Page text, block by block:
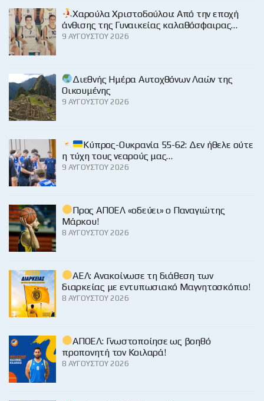
Χαρούλα Χριστοδούλου: Από την εποχή
άνθισης της Γυναικείας καλαθόσφαιρας…
9 ΑΥΓΟΎΣΤΟΥ 2026
Διεθνής Ημέρα Αυτοχθόνων Λαών της
Οικουμένης
9 ΑΥΓΟΎΣΤΟΥ 2026
Κύπρος-Ουκρανία 55-62: Δεν ήθελε ούτε
η τύχη τους νεαρούς μας…
9 ΑΥΓΟΎΣΤΟΥ 2026
Προς ΑΠΟΕΛ «οδεύει» ο Παναγιώτης
Μάρκου!
8 ΑΥΓΟΎΣΤΟΥ 2026
ΑΕΛ: Ανακοίνωσε τη διάθεση των
διαρκείας με εντυπωσιακό Μαγνητοσκόπιο!
8 ΑΥΓΟΎΣΤΟΥ 2026
ΑΠΟΕΛ: Γνωστοποίησε ως βοηθό
προπονητή τον Κοιλαρά!
8 ΑΥΓΟΎΣΤΟΥ 2026